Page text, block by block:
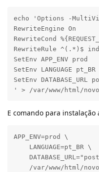
echo 'Options -
RewriteEngine On
RewriteCond
RewriteRule ^(.*)$
SetEnv APP_ENV prod
SetEnv LANGUAGE pt_BR
SetEnv
' > /var/www/html/
E comando para instalação
APP_ENV=prod \
    LANGUAGE=pt_BR \
/var/www/html/